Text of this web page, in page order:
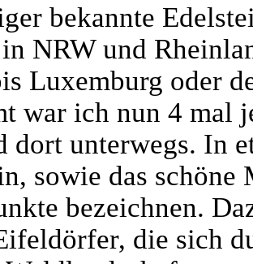
bekannte
NRW und
Luxemburg oder
war ich nun 4 mal
dort unterwegs. In
sowie das schöne
bezeichnen.
die sich